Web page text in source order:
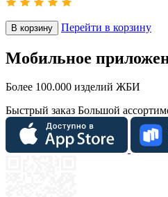
В корзину Перейти в корзину
Мобильное
Более 100.000 изделий ЖБИ
Быстрый заказ Большой